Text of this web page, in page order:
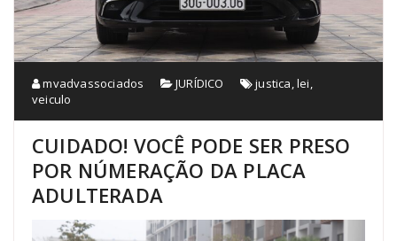
mvadvassociados JURÍDICO justica,lei,
veiculo
CUIDADO! VOCÊ PODE SER PRESO
POR NÚMERAÇÃO DA PLACA
ADULTERADA